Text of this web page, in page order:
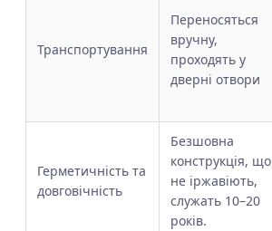
Транспортування
Переносяться
вручну,
проходять у
дверні отвори
Герметичність та
довговічність
Безшовна
конструкція, що
не іржавіють,
служать 10–20
років.